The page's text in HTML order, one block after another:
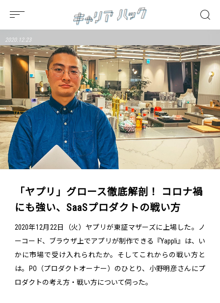
2020.12.23
「ヤプリ」グロース徹底解剖！ コロナ禍
にも強い、SaaSプロダクトの戦い方
2020年12月22日（火）ヤプリが東証マザーズに上場した。ノ
ーコード、ブラウザ上でアプリが制作できる『Yappli』は、い
かに市場で受け入れられたか。そしてこれからの戦い方と
は。PO（プロダクトオーナー）のひとり、小野明彦さんにプ
ロダクトの考え方・戦い方について伺った。